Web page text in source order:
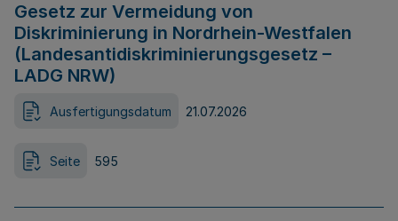
Gesetz zur Vermeidung von
Diskriminierung in Nordrhein-Westfalen
(Landesantidiskriminierungsgesetz –
LADG NRW)
Ausfertigungsdatum 21.07.2026
Seite 595